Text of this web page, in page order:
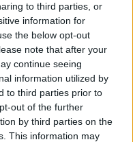
to third parties, or
information for
the below opt-out
note that after your
continue seeing
information utilized by
to third parties prior to
out of the further
by third parties on the
This information may